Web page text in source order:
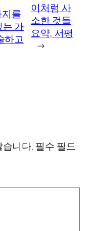
를
가
하고
이처럼 사
소한 것들
요약, 서평
→
니다. 필수 필드